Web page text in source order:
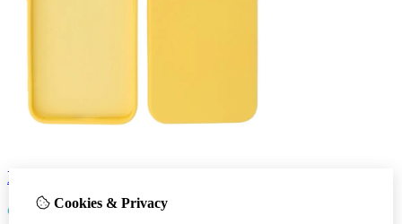
Iphone 14 Plus TPU Hoesje Back Cover Color Geel
€
7,30
Cookies & Privacy